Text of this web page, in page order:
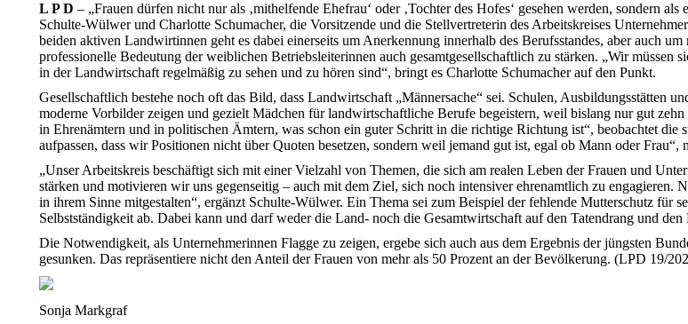
L P D – „Frauen dürfen nicht nur als ‚mithelfende Ehefrau‘ oder ‚Tochter des Hofes‘ gesehen werden, sondern
Schulte-Wülwer und Charlotte Schumacher, die Vorsitzende und die Stellvertreterin des Arbeitskreises
beiden aktiven Landwirtinnen geht es dabei einerseits um Anerkennung innerhalb des Berufsstandes, aber auch
professionelle Bedeutung der weiblichen Betriebsleiterinnen auch gesamtgesellschaftlich zu stärken. „Wir müssen
in der Landwirtschaft regelmäßig zu sehen und zu hören sind“, bringt es Charlotte Schumacher auf den Punkt.
Gesellschaftlich bestehe noch oft das Bild, dass Landwirtschaft „Männersache“ sei. Schulen, Ausbildungsstätten
moderne Vorbilder zeigen und gezielt Mädchen für landwirtschaftliche Berufe begeistern, weil bislang nur gut
in Ehrenämtern und in politischen Ämtern, was schon ein guter Schritt in die richtige Richtung ist“, beobachtet die
aufpassen, dass wir Positionen nicht über Quoten besetzen, sondern weil jemand gut ist, egal ob Mann oder
„Unser Arbeitskreis beschäftigt sich mit einer Vielzahl von Themen, die sich am realen Leben der Frauen und
stärken und motivieren wir uns gegenseitig – auch mit dem Ziel, sich noch intensiver ehrenamtlich zu
in ihrem Sinne mitgestalten“, ergänzt Schulte-Wülwer. Ein Thema sei zum Beispiel der fehlende Mutterschutz für
Selbstständigkeit ab. Dabei kann und darf weder die Land- noch die Gesamtwirtschaft auf den Tatendrang und
Die Notwendigkeit, als Unternehmerinnen Flagge zu zeigen, ergebe sich auch aus dem Ergebnis der jüngsten
gesunken. Das repräsentiere nicht den Anteil der Frauen von mehr als 50 Prozent an der Bevölkerung. (LPD 19/
Sonja Markgraf